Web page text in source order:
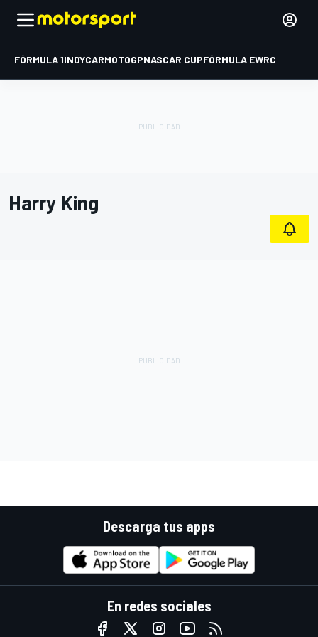
FÓRMULA 1INDYCARMOTOGPNASCAR CUPFÓRMULA EWRC
Harry King
Descarga tus apps
En redes sociales